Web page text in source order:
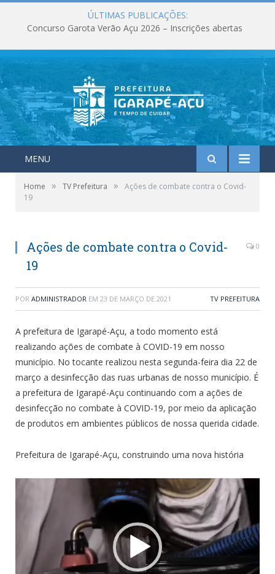
ÚLTIMAS PUBLICAÇÕES:
Concurso Garota Verão Açu 2026 – Inscrições abertas
MENU
Home » TV Prefeitura »
Ações de combate contra o Covid-
19
Ações de combate contra o Covid-
19
0
POR ADMINISTRADOR EM 23 DE MARÇO DE 2021 TV PREFEITURA
A prefeitura de Igarapé-Açu, a todo momento está
realizando ações de combate à COVID-19 em nosso
município. No tocante realizou nesta segunda-feira dia 22 de
março a desinfecção das ruas urbanas de nosso município. É
a prefeitura de Igarapé-Açu continuando com a ações de
desinfecção no combate à COVID-19, por meio da aplicação
de produtos em ambientes públicos de nossa querida cidade.
Prefeitura de Igarapé-Açu, construindo uma nova história